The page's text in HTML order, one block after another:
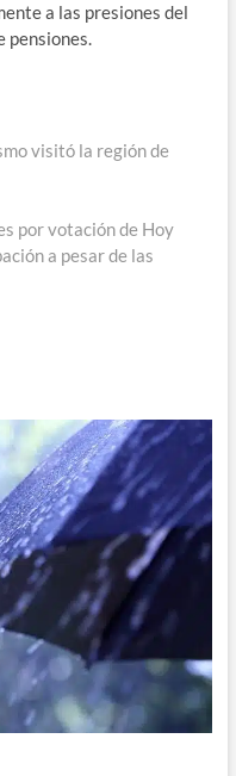
a las presiones del
pensiones.
visitó la región de
por votación de Hoy
a pesar de las